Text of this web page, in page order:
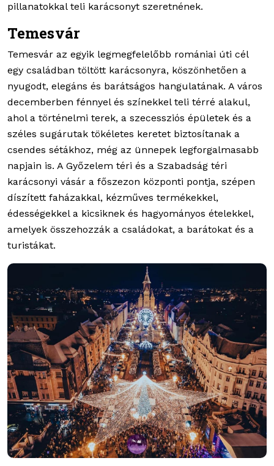
pillanatokkal teli karácsonyt szeretnének.
Temesvár
Temesvár az egyik legmegfelelőbb romániai úti cél
egy családban töltött karácsonyra, köszönhetően a
nyugodt, elegáns és barátságos hangulatának. A város
decemberben fénnyel és színekkel teli térré alakul,
ahol a történelmi terek, a szecessziós épületek és a
széles sugárutak tökéletes keretet biztosítanak a
csendes sétákhoz, még az ünnepek legforgalmasabb
napjain is. A Győzelem téri és a Szabadság téri
karácsonyi vásár a főszezon központi pontja, szépen
díszített faházakkal, kézműves termékekkel,
édességekkel a kicsiknek és hagyományos ételekkel,
amelyek összehozzák a családokat, a barátokat és a
turistákat.